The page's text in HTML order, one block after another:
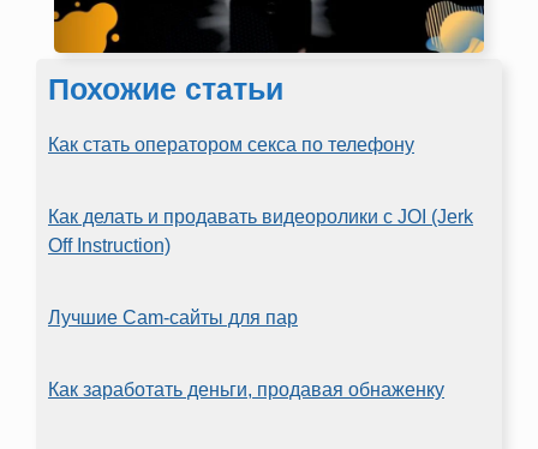
Похожие статьи
Как стать оператором секса по телефону
Как делать и продавать видеоролики с JOI (Jerk
Off Instruction)
Лучшие Cam-сайты для пар
Как заработать деньги, продавая обнаженку